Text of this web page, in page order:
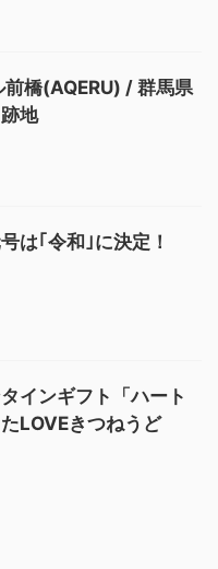
橋(AQERU) / 群馬県
地
は｢令和｣に決定！
インギフト「ハート
LOVEきつねうど